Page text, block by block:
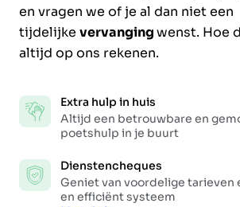
en vragen we of je al dan niet een
tijdelijke vervangingwenst. Hoe
altijd op ons rekenen.
Extra hulp in huis
Altijd een betrouwbare en
poetshulp in je buurt
Dienstencheques
Geniet van voordelige tarieven
en efficiënt systeem